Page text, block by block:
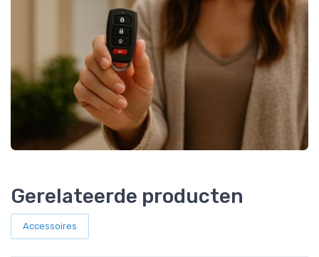
Gerelateerde producten
Accessoires